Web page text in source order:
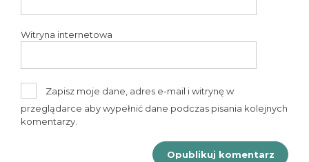
Witryna internetowa
Zapisz moje dane, adres e-mail i witrynę w
przeglądarce aby wypełnić dane podczas pisania kolejnych
komentarzy.